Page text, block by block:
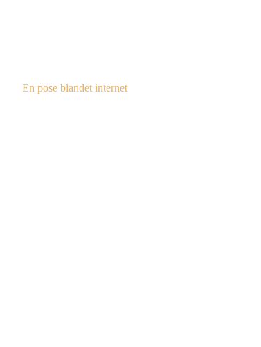
En pose blandet internet